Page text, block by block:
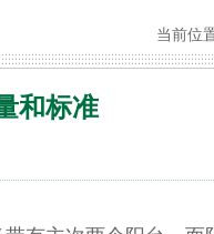
当前位
和标准